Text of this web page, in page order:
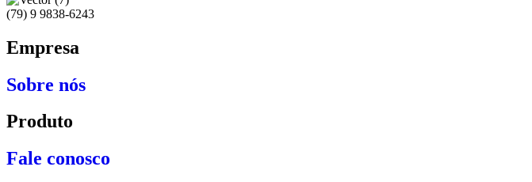
(79) 9 9838-6243
Empresa
Sobre nós
Produto
Fale conosco